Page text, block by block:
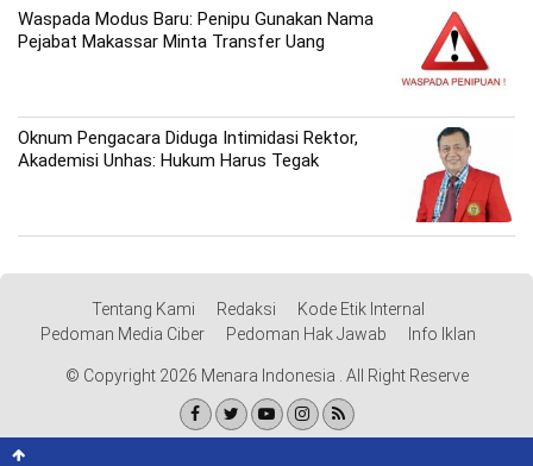
Waspada Modus Baru: Penipu Gunakan Nama
Pejabat Makassar Minta Transfer Uang
Oknum Pengacara Diduga Intimidasi Rektor,
Akademisi Unhas: Hukum Harus Tegak
Tentang Kami Redaksi
Kode Etik Internal
Pedoman Media Ciber
Pedoman Hak Jawab Info Iklan
© Copyright 2026 Menara Indonesia . All Right Reserve